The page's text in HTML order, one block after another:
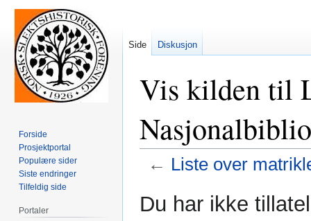
Vis kilden til
← Liste over
til
til
Du har ikke
Side Diskusjon
Forside
Prosjektportal
Populære sider
Siste endringer
Tilfeldig side
Portaler